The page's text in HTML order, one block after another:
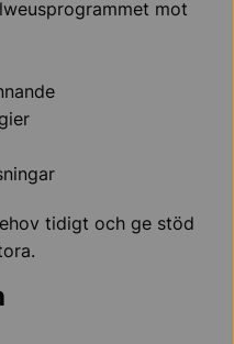
mot
tidigt och ge stöd